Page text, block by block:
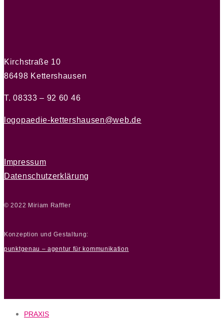
Kirchstraße 10
86498 Kettershausen
T. 08333 – 92 60 46
logopaedie-kettershausen@web.de
Impressum
Datenschutzerklärung
© 2022 Miriam Raffler
Konzeption und Gestaltung:
punktgenau – agentur für kommunikation
PRAXIS